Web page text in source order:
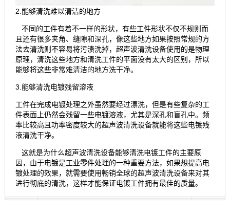
2.能够清洗难以清洁的地方
不同的工件有着不一样的形状，有些工件形状不仅不规则而
且还有很多夹角、缝隙和深孔，像这些地方如果按照常规的方
法去清洗则不容易将污渍洗掉，超声波清洗设备使用的是物理
原理，清洗这些地方和清洗工件的平面没有太大的区别，所以
能够将这些非常难清洁的地方洗干净。
3.能够清洗电镀残留溶液
工件在完成电镀处理之外虽然要经过漂洗，但是有些复杂的工
件表面上仍然会残留一些电镀溶液，尤其是深孔和盲孔中。频
率比较高且功率密度较大的超声波清洗设备就能将这些电镀残
液清洗干净。
这就是为什么超声波清洗设备能够清洗电镀工件的主要原
因，由于电镀是工业零件处理的一种重要方法，如果想提高电
镀处理的效果，就需要使用畅销全球的超声波清洗设备来对其
进行彻底的清洗，这样才能保证电镀工件拥有最佳的质量。